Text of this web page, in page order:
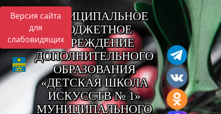
Версия сайта
для
слабовидящих
МУНИЦИПАЛЬНОЕ
БЮДЖЕТНОЕ
УЧРЕЖДЕНИЕ
ДОПОЛНИТЕЛЬНОГО
ОБРАЗОВАНИЯ
«ДЕТСКАЯ ШКОЛА
ИСКУССТВ № 1»
МУНИЦИПАЛЬНОГО